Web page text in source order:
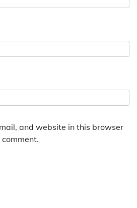
and website in this browser